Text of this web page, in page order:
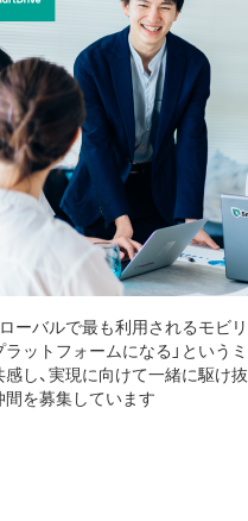
ローバルで最も利用されるモビ
ラットフォームになる」という
感し、実現に向けて一緒に駆け
間を募集しています